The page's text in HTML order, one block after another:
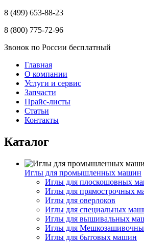
8 (499) 653-88-23
8 (800) 775-72-96
Звонок по России бесплатный
Главная
О компании
Услуги и сервис
Запчасти
Прайс-листы
Статьи
Контакты
Каталог
Иглы для промышленных машин
Иглы для плоскошовных
Иглы для прямострочных
Иглы для оверлоков
Иглы для специальных
Иглы для вышивальных
Иглы для
Иглы для бытовых машин